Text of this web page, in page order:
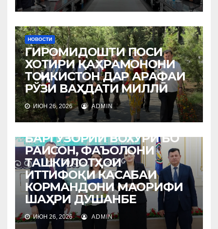
НОВОСТИ
ГИРОМИДОШТИ ПОСИ
ХОТИРИ ҚАҲРАМОНОНИ
ТОҶИКИСТОН ДАР АРАФАИ
РЎЗИ ВАҲДАТИ МИЛЛӢ
ИЮН 26, 2026 ADMIN
БАРГУЗОРИИ ВОХЎРӢ БО
РАИСОН, ФАЪОЛОНИ
ТАШКИЛОТҲОИ
ИТТИФОҚИ КАСАБАИ
КОРМАНДОНИ МАОРИФИ
ШАҲРИ ДУШАНБЕ
ИЮН 26, 2026 ADMIN